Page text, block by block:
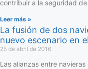
contribuir a la seguridad de
Leer más »
La fusión de dos
nuevo escenario en
25 de abril de 2016
Las alianzas entre